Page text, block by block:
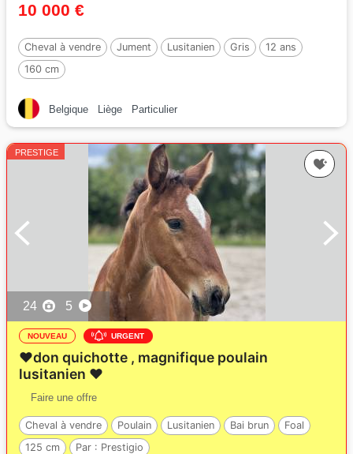
10 000 €
Cheval à vendre Jument Lusitanien Gris
12 ans
160 cm
Belgique Liège Particulier
PRESTIGE
24 5
NOUVEAU URGENT
❤️don quichotte , magnifique poulain
lusitanien ❤️
Faire une offre
Cheval à vendre Poulain Lusitanien Bai brun
Foal
125 cm
Par : Prestigio